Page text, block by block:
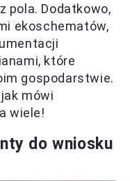
pola. Dodatkowo,
ekoschematów,
które
gospodarstwie.
mówi
wiele!
do wniosku